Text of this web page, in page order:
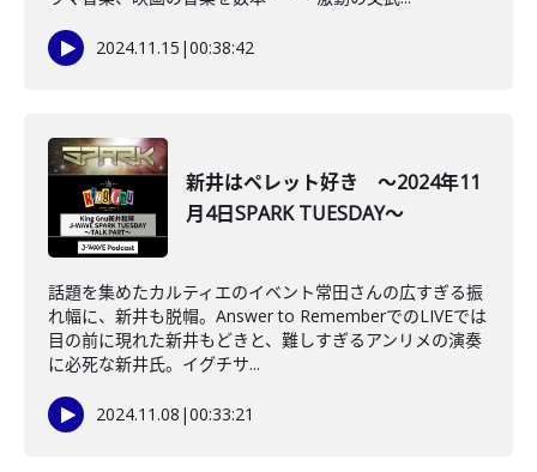
2024.11.15 |00:38:42
新井はペレット好き ～2024年11
月4日SPARK TUESDAY～
話題を集めたカルティエのイベント常田さんの広すぎる振
れ幅に、新井も脱帽。Answer to RememberでのLIVEでは
目の前に現れた新井もどきと、難しすぎるアンリメの演奏
に必死な新井氏。イグチサ...
2024.11.08 |00:33:21